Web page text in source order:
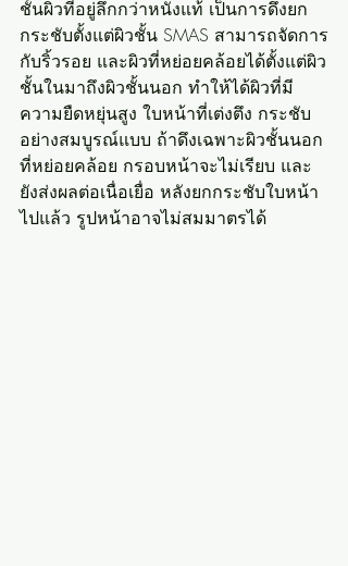
ชั้นผิวที่อยู่ลึกกว่าหนังแท้ เป็นการดึงยก
กระชับตั้งแต่ผิวชั้น SMAS สามารถจัดการ
กับริ้วรอย และผิวที่หย่อยคล้อยได้ตั้งแต่ผิว
ชั้นในมาถึงผิวชั้นนอก ทำให้ได้ผิวที่มี
ความยืดหยุ่นสูง ใบหน้าที่เต่งตึง กระชับ
อย่างสมบูรณ์แบบ ถ้าดึงเฉพาะผิวชั้นนอก
ที่หย่อยคล้อย กรอบหน้าจะไม่เรียบ และ
ยังส่งผลต่อเนื่อเยื่อ หลังยกกระชับใบหน้า
ไปแล้ว รูปหน้าอาจไม่สมมาตรได้